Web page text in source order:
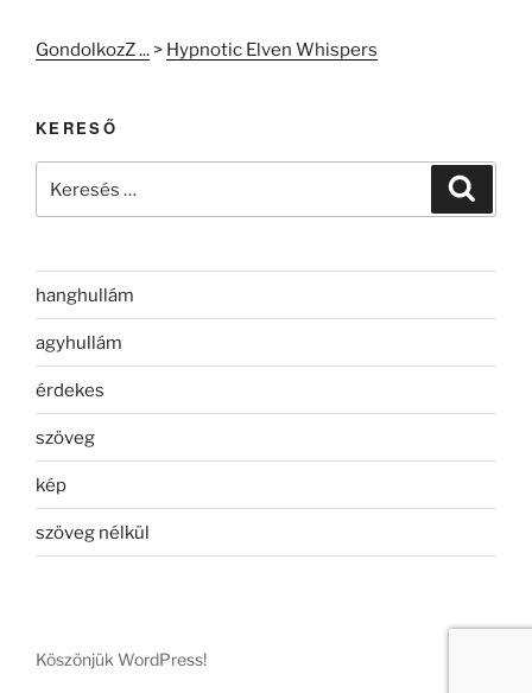
GondolkozZ ... > Hypnotic Elven Whispers
KERESŐ
hanghullám
agyhullám
érdekes
szöveg
kép
szöveg nélkül
Köszönjük WordPress!